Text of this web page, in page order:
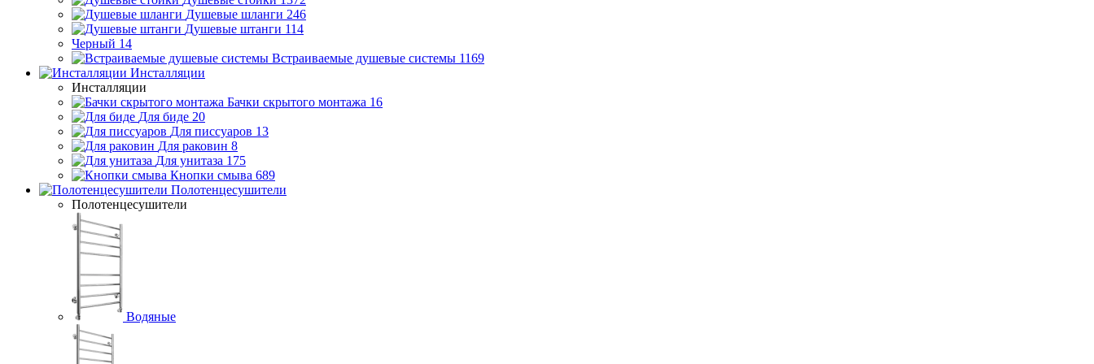
Душевые шланги 246
Душевые штанги 114
Черный 14
Встраиваемые душевые системы 1169
Инсталляции
Инсталляции
Бачки скрытого монтажа 16
Для биде 20
Для писсуаров 13
Для раковин 8
Для унитаза 175
Кнопки смыва 689
Полотенцесушители
Полотенцесушители
Водяные